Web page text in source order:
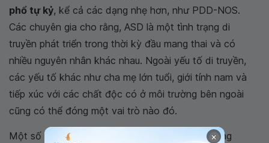
phổ tự kỷ, kể cả các dạng nhẹ hơn, như PDD-NOS.
Các chuyên gia cho rằng, ASD là một tình trạng di
truyền phát triển trong thời kỳ đầu mang thai và có
nhiều nguyên nhân khác nhau. Ngoài yếu tố di truyền,
các yếu tố khác như cha mẹ lớn tuổi, giới tính nam và
tiếp xúc với các chất độc có ở môi trường bên ngoài
cũng có thể đóng một vai trò nào đó.
Một số cha mẹ lo lắng rằng các loại vắc xin thông
×